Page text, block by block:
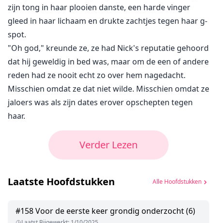
zijn tong in haar plooien danste, een harde vinger
gleed in haar lichaam en drukte zachtjes tegen haar g-
spot.
"Oh god," kreunde ze, ze had Nick's reputatie gehoord
dat hij geweldig in bed was, maar om de een of andere
reden had ze nooit echt zo over hem nagedacht.
Misschien omdat ze dat niet wilde. Misschien omdat ze
jaloers was als zijn dates erover opschepten tegen
haar.
Verder Lezen
Laatste Hoofdstukken Alle Hoofdstukken
#158Voor de eerste keer grondig onderzocht (6)